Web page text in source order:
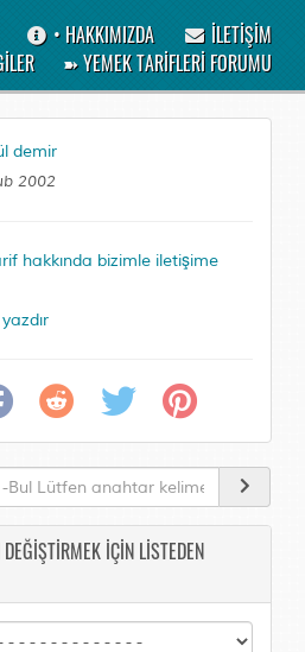
• HAKKIMIZDA
İLETİŞİM
➽ YEMEK TARİFLERİ FORUMU
demir
2002
hakkında bizimle iletişime
İÇİN LİSTEDEN